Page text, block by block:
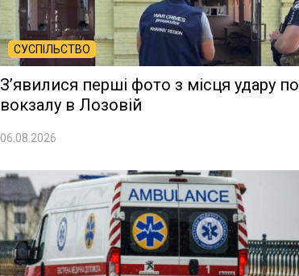
СУСПІЛЬСТВО
Зʼявилися перші фото з місця удару по
вокзалу в Лозовій
06.08.2026